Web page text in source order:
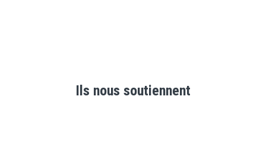
Ils nous soutiennent